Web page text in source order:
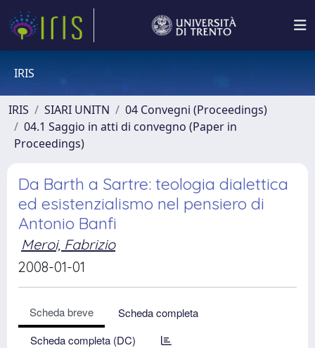
IRIS
IRIS SIARI UNITN
04 Convegni (Proceedings)
04.1 Saggio in atti di convegno (Paper in
Proceedings)
Da Barth a Sartre: teologia dialettica
ed esistenzialismo nel pensiero di
Antonio Banfi
Meroi, Fabrizio
2008-01-01
Scheda breve
Scheda completa
Scheda completa (DC)